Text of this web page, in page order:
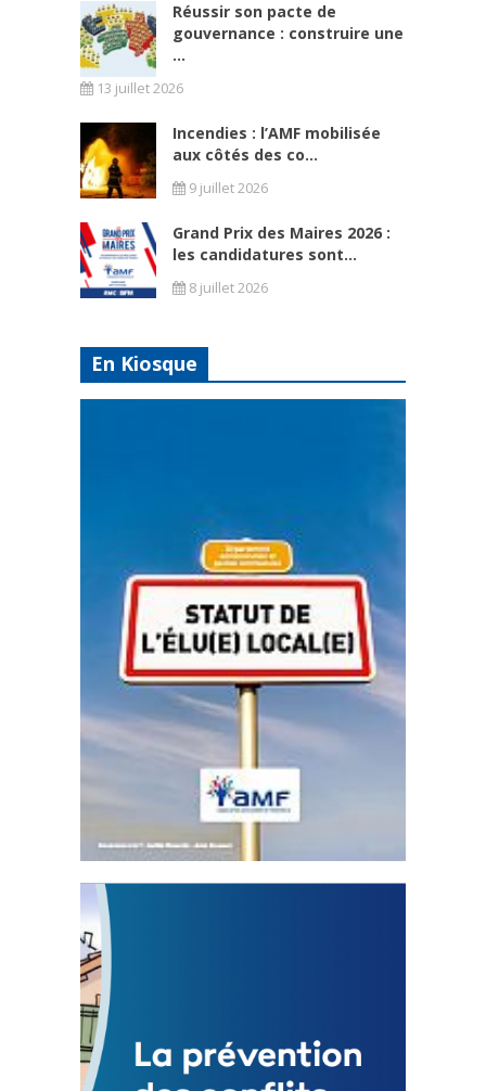
Réussir son pacte de
gouvernance : construire une
...
13 juillet 2026
Incendies : l’AMF mobilisée
aux côtés des co...
9 juillet 2026
Grand Prix des Maires 2026 :
les candidatures sont...
8 juillet 2026
En Kiosque
Statut de l’élu local
3 avril 2024
Mise à jour avril 2024
FEUILLETER